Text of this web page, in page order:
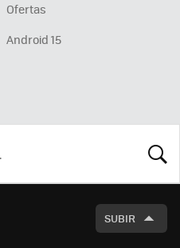
Ofertas
Android 15
SUBIR